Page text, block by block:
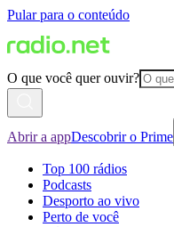
Pular para o conteúdo
O que você quer ouvir?
Abrir a appDescobrir o Prime
Top 100 rádios
Podcasts
Desporto ao vivo
Perto de você